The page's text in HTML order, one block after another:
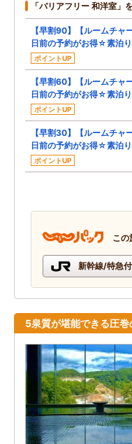
「バリアフリー 和洋室」
【早割90】【ルームチャ
日前の予約がお得☆素泊
ポイントUP
【早割60】【ルームチャ
日前の予約がお得☆素泊
ポイントUP
【早割30】【ルームチャ
日前の予約がお得☆素泊
ポイントUP
この
新幹線/特急
5泉質が堪能できる圧